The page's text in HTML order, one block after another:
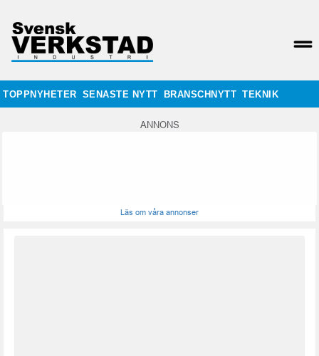
TOPPNYHETER SENASTE NYTT BRANSCHNYTT TEKNIK
ANNONS
Läs om våra annonser